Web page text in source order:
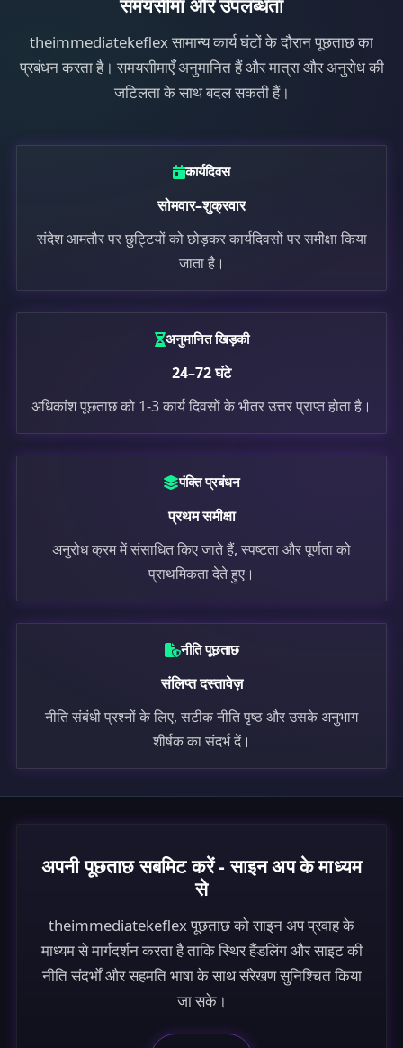
समयसीमा और उपलब्धता
theimmediatekeflex सामान्य कार्य घंटों के दौरान पूछताछ का
प्रबंधन करता है। समयसीमाएँ अनुमानित हैं और मात्रा और अनुरोध की
जटिलता के साथ बदल सकती हैं।
कार्यदिवस
सोमवार–शुक्रवार
संदेश आमतौर पर छुट्टियों को छोड़कर कार्यदिवसों पर समीक्षा किया
जाता है।
अनुमानित खिड़की
24–72 घंटे
अधिकांश पूछताछ को 1-3 कार्य दिवसों के भीतर उत्तर प्राप्त होता है।
पंक्ति प्रबंधन
प्रथम समीक्षा
अनुरोध क्रम में संसाधित किए जाते हैं, स्पष्टता और पूर्णता को
प्राथमिकता देते हुए।
नीति पूछताछ
संलिप्त दस्तावेज़
नीति संबंधी प्रश्नों के लिए, सटीक नीति पृष्ठ और उसके अनुभाग
शीर्षक का संदर्भ दें।
अपनी पूछताछ सबमिट करें - साइन अप के माध्यम
से
theimmediatekeflex पूछताछ को साइन अप प्रवाह के
माध्यम से मार्गदर्शन करता है ताकि स्थिर हैंडलिंग और साइट की
नीति संदर्भों और सहमति भाषा के साथ संरेखण सुनिश्चित किया
जा सके।